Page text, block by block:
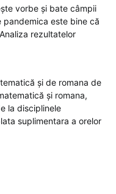
vorbe și bate câmpii
pandemica este bine că
rezultatelor
și de romana de
și romana,
la disciplinele
suplimentara a orelor